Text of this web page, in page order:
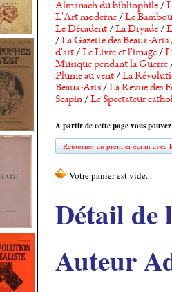
Almanach du bibliophile/
L'Art moderne/Le Bambou
Le Décadent/La Dryade/
/La Gazette des Beaux-Arts
d'art/Le Livre et l'image/
Musique pendant la Guerre
Plume au vent/La
Beaux-Arts/La Revue des
Scapin/Le Spectateur
A partir de cette page vous
Retourner au premier écran avec
Détail de
Auteur